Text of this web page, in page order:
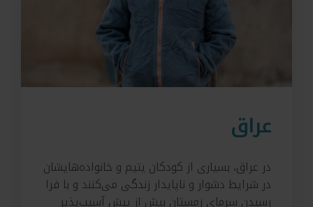
عراق
در عراق، بسیاری از کودکان یتیم و خانواده‌هایشان
در شرایط دشوار و ناپایدار زندگی می‌کنند و با فرا
رسیدن سرمای زمستان بیش از پیش آسیب‌پذیر